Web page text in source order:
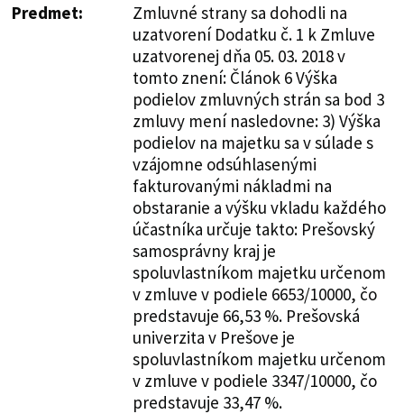
Predmet:
Zmluvné strany sa dohodli na
uzatvorení Dodatku č. 1 k Zmluve
uzatvorenej dňa 05. 03. 2018 v
tomto znení: Článok 6 Výška
podielov zmluvných strán sa bod 3
zmluvy mení nasledovne: 3) Výška
podielov na majetku sa v súlade s
vzájomne odsúhlasenými
fakturovanými nákladmi na
obstaranie a výšku vkladu každého
účastníka určuje takto: Prešovský
samosprávny kraj je
spoluvlastníkom majetku určenom
v zmluve v podiele 6653/10000, čo
predstavuje 66,53 %. Prešovská
univerzita v Prešove je
spoluvlastníkom majetku určenom
v zmluve v podiele 3347/10000, čo
predstavuje 33,47 %.